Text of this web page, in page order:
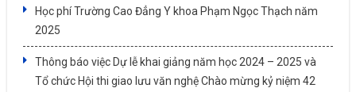
Học phí Trường Cao Đẳng Y khoa Phạm Ngọc Thạch năm
2025
Thông báo việc Dự lễ khai giảng năm học 2024 – 2025 và
Tổ chức Hội thi giao lưu văn nghệ Chào mừng kỷ niệm 42